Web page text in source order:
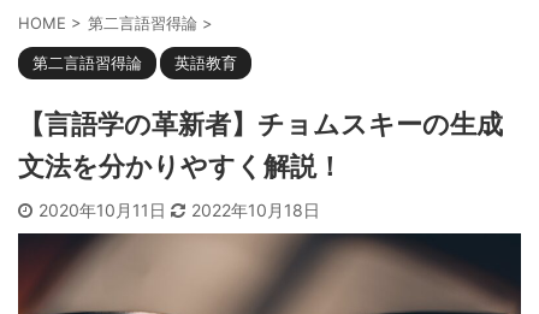
HOME > 第二言語習得論 >
第二言語習得論 英語教育
【言語学の革新者】チョムスキーの生成
文法を分かりやすく解説！
2020年10月11日 2022年10月18日